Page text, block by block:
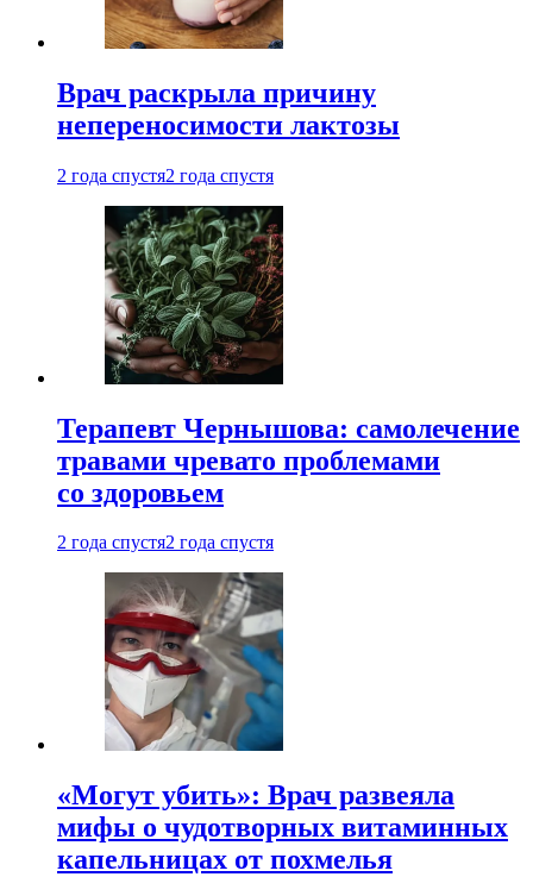
Врач раскрыла причину
непереносимости лактозы
2 года спустя2 года спустя
Терапевт Чернышова: самолечение
травами чревато проблемами
со здоровьем
2 года спустя2 года спустя
«Могут убить»: Врач развеяла
мифы о чудотворных витаминных
капельницах от похмелья